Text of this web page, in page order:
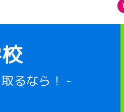
るなら！ -